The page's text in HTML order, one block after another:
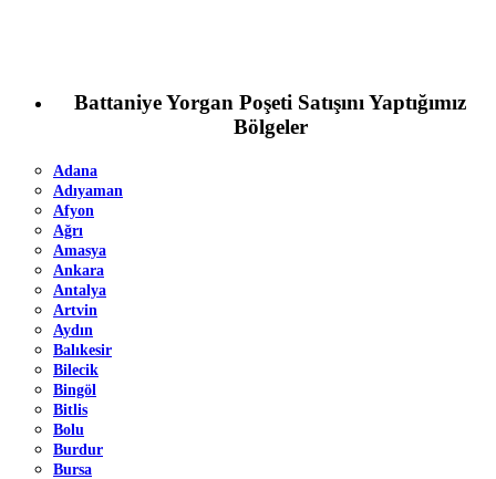
Battaniye Yorgan Poşeti Satışını Yaptığımız
Bölgeler
Adana
Adıyaman
Afyon
Ağrı
Amasya
Ankara
Antalya
Artvin
Aydın
Balıkesir
Bilecik
Bingöl
Bitlis
Bolu
Burdur
Bursa